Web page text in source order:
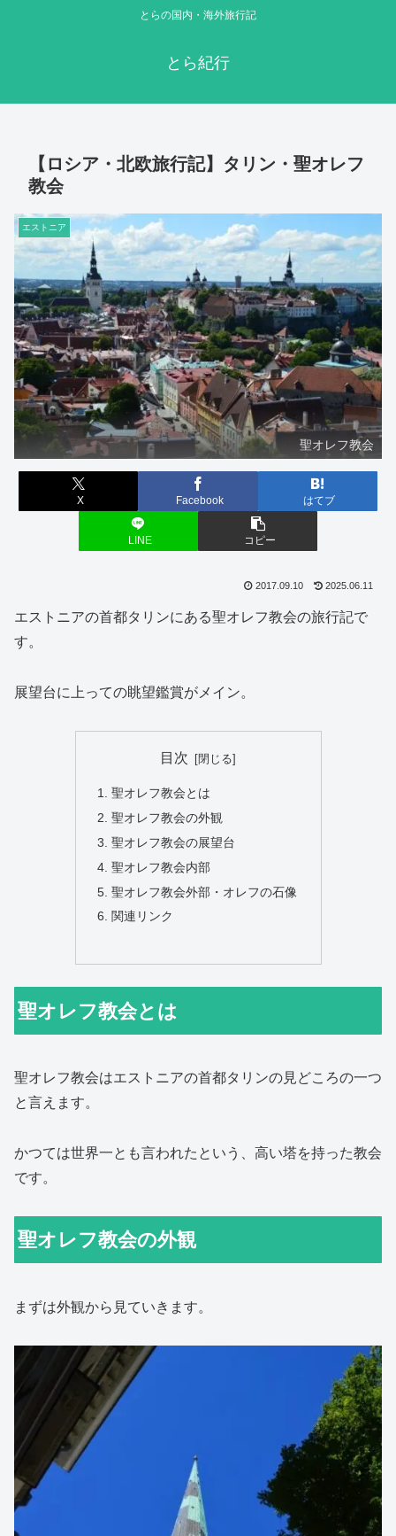
とらの国内・海外旅行記
とら紀行
【ロシア・北欧旅行記】タリン・聖オレフ
教会
エストニア
聖オレフ教会
X Facebook はてブ
LINE コピー
2017.09.10 2025.06.11
エストニアの首都タリンにある聖オレフ教会の旅行記で
す。
展望台に上っての眺望鑑賞がメイン。
目次
聖オレフ教会とは
聖オレフ教会の外観
聖オレフ教会の展望台
聖オレフ教会内部
聖オレフ教会外部・オレフの石像
関連リンク
聖オレフ教会とは
聖オレフ教会はエストニアの首都タリンの見どころの一つ
と言えます。
かつては世界一とも言われたという、高い塔を持った教会
です。
聖オレフ教会の外観
まずは外観から見ていきます。